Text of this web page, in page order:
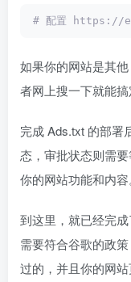
# 配置 https://
如果你的网站是其
者网上搜一下就能搞
完成 Ads.txt 的部署
态，审批状态则需
你的网站功能和内容
到这里，就已经完
需要符合谷歌的政
过的，并且你的网